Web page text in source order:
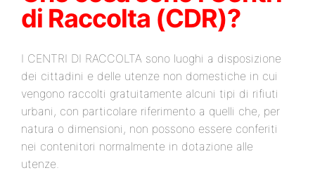
di Raccolta (CDR)?
I CENTRI DI RACCOLTA sono luoghi a disposizione
dei cittadini e delle utenze non domestiche in cui
vengono raccolti gratuitamente alcuni tipi di rifiuti
urbani, con particolare riferimento a quelli che, per
natura o dimensioni, non possono essere conferiti
nei contenitori normalmente in dotazione alle
utenze.